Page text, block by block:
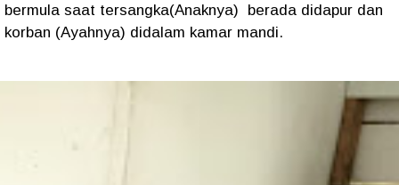
bermula saat tersangka(Anaknya) berada didapur dan
korban (Ayahnya) didalam kamar mandi.